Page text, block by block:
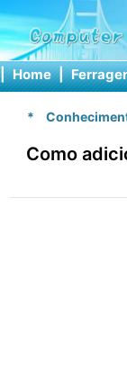
| Home |
*
Como